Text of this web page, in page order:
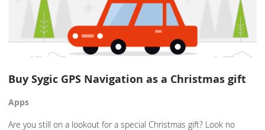
Buy Sygic GPS Navigation as a Christmas gift
Apps
Are you still on a lookout for a special Christmas gift? Look no